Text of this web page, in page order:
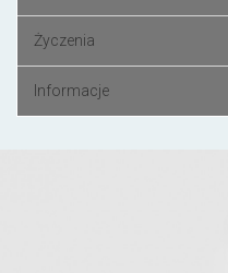
Życzenia
Informacje